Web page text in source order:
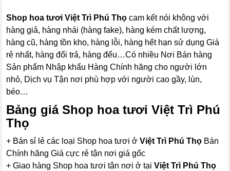
Shop hoa tươi Việt Trì Phú Thọ cam kết nói không với
hàng giả, hàng nhái (hàng fake), hàng kém chất lượng,
hàng cũ, hàng tồn kho, hàng lỗi, hàng hết hạn sử dụng Giá
rẻ nhất, hàng đổi trả, hàng đểu…Có nhiều Nơi Bán hàng
Sản phẩm Nhập khẩu Hàng Chính hãng cho người lớn
nhỏ, Dịch vụ Tận nơi phù hợp với người cao gầy, lùn,
béo…
Bảng giá Shop hoa tươi Việt Trì Phú
Thọ
+ Bán sỉ lẻ các loại Shop hoa tươi ởViệt Trì Phú Thọ Bán
Chính hãng Giá cực rẻ tận nơi giá gốc
+ Giao hàng Shop hoa tươi tận nơi ở tạiViệt Trì Phú Thọ